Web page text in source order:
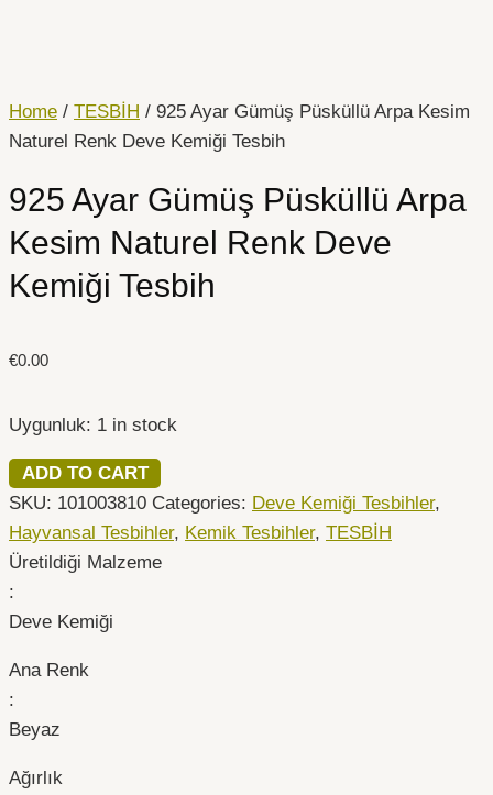
Home / TESBİH / 925 Ayar Gümüş Püsküllü Arpa Kesim
Naturel Renk Deve Kemiği Tesbih
925 Ayar Gümüş Püsküllü Arpa
Kesim Naturel Renk Deve
Kemiği Tesbih
€0.00
Uygunluk: 1 in stock
Püsküllü
Arpa
Naturel
Deve
Kemiği
ADD TO CART
SKU: 101003810 Categories: Deve Kemiği Tesbihler,
Hayvansal Tesbihler, Kemik Tesbihler, TESBİH
Üretildiği Malzeme
:
Deve Kemiği
Ana Renk
:
Beyaz
Ağırlık